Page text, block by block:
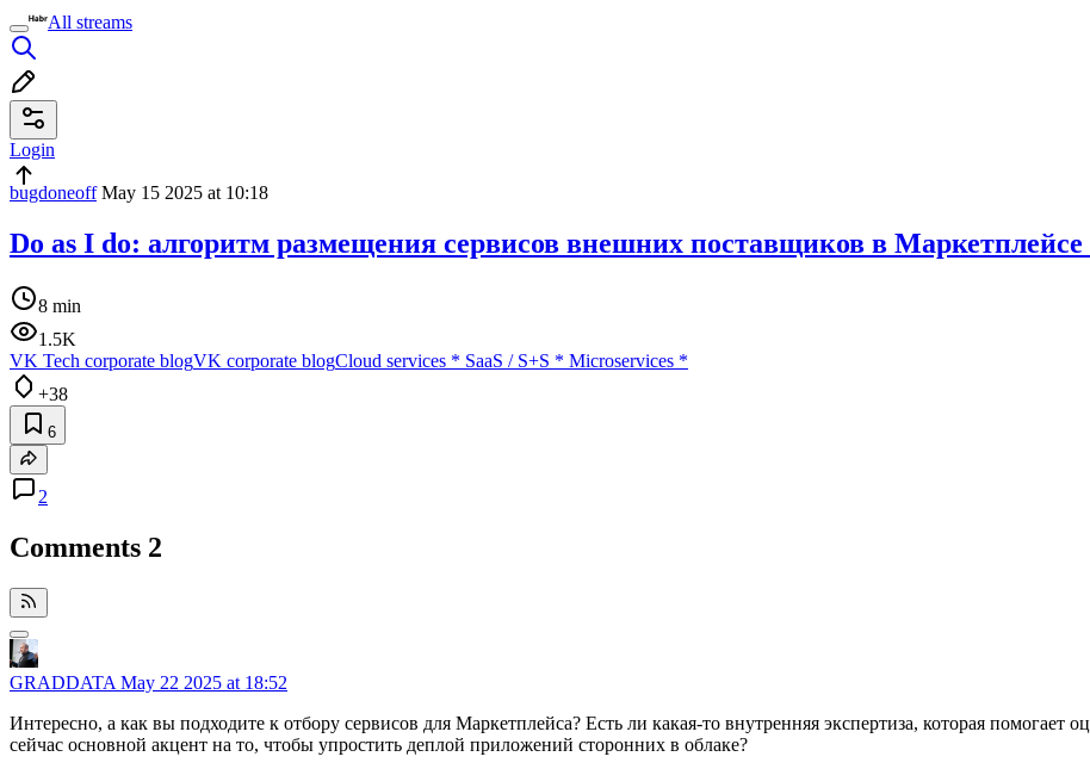
All streams
Login
bugdoneoffMay 15 2025 at 10:18
Do as I do: алгоритм размещения сервисов внешних поставщиков в
8 min
1.5K
VK Tech corporate blogVK corporate blogCloud services * SaaS / S+S * Microservices *
+38
6
2
Comments 2
GRADDATA May 22 2025 at 18:52
Интересно, а как вы подходите к отбору сервисов для Маркетплейса? Есть ли какая-то внутренняя экспертиза, которая помогает
сейчас основной акцент на то, чтобы упростить деплой приложений сторонних в облаке?